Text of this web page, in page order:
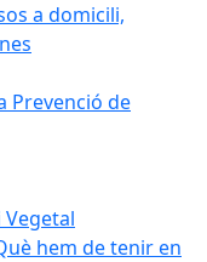
a domicili,
Prevenció de
hem de tenir en